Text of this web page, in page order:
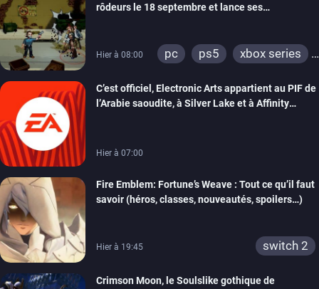
rôdeurs le 18 septembre et lance ses
Hier à 08:00 pc ps5
xbox series
C’est officiel, Electronic Arts appartient au PIF de
l’Arabie saoudite, à Silver Lake et à Affinity
Hier à 07:00
Fire Emblem: Fortune’s Weave : Tout ce qu’il faut
savoir (héros, classes, nouveautés, spoilers…)
Hier à 19:45 switch 2
Crimson Moon, le Soulslike gothique de